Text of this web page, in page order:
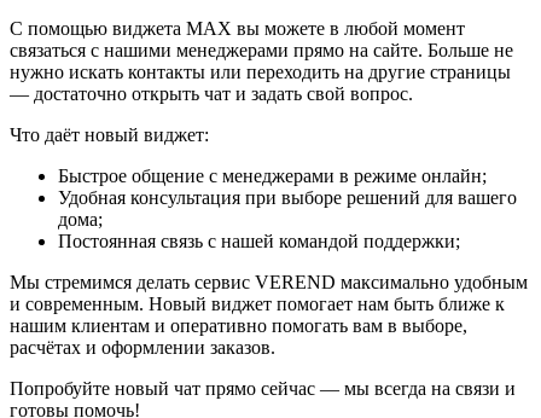
С помощью виджета MAX вы можете в любой момент
связаться с нашими менеджерами прямо на сайте. Больше не
нужно искать контакты или переходить на другие страницы
— достаточно открыть чат и задать свой вопрос.
Что даёт новый виджет:
Быстрое общение с менеджерами в режиме онлайн;
Удобная консультация при выборе решений для вашего
дома;
Постоянная связь с нашей командой поддержки;
Мы стремимся делать сервис VEREND максимально удобным
и современным. Новый виджет помогает нам быть ближе к
нашим клиентам и оперативно помогать вам в выборе,
расчётах и оформлении заказов.
Попробуйте новый чат прямо сейчас — мы всегда на связи и
готовы помочь!